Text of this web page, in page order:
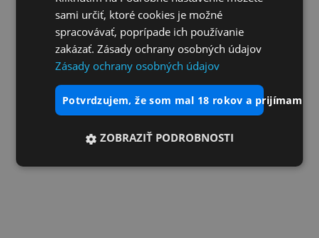
sami určiť, ktoré cookies je možné
spracovávať, poprípade ich používanie
zakázať. Zásady ochrany osobných údajov
Zásady ochrany osobných údajov
potvrdzujem, že som mal 18 rokov a prijímam
ZOBRAZIŤ PODROBNOSTI